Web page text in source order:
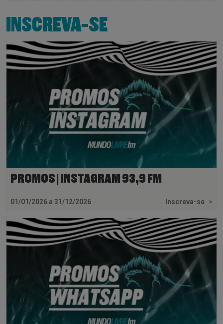
INSCREVA-SE
PROMOS | INSTAGRAM 93,9 FM
01/01/2026 a 31/12/2026 Inscreva-se >